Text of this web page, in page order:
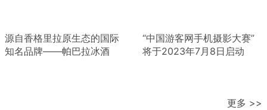
源自香格里拉原生态的国际
知名品牌——帕巴拉冰酒
“中国游客网手机摄影大赛”
将于2023年7月8日启动
更多 >>